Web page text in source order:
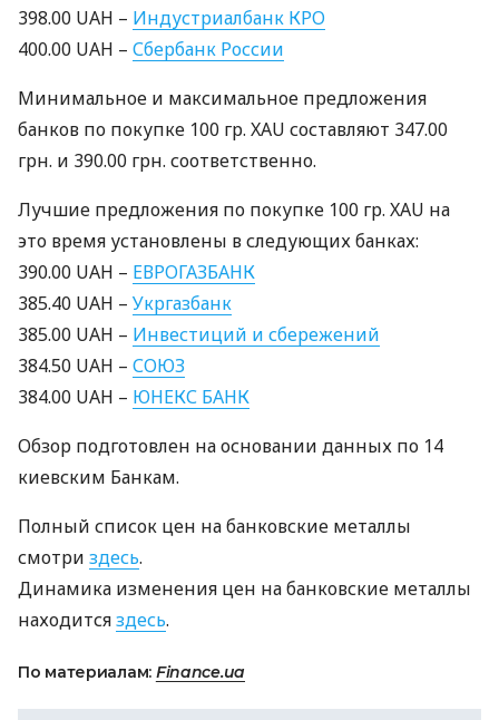
398.00 UAH – Индустриалбанк КРО
400.00 UAH – Сбербанк России
Минимальное и максимальное предложения
банков по покупке 100 гр. XAU составляют 347.00
грн. и 390.00 грн. соответственно.
Лучшие предложения по покупке 100 гр. XAU на
это время установлены в следующих банках:
390.00 UAH – ЕВРОГАЗБАНК
385.40 UAH – Укргазбанк
385.00 UAH – Инвестиций и сбережений
384.50 UAH – СОЮЗ
384.00 UAH – ЮНЕКС БАНК
Обзор подготовлен на основании данных по 14
киевским Банкам.
Полный список цен на банковские металлы
смотри здесь.
Динамика изменения цен на банковские металлы
находитсяздесь.
По материалам: Finance.ua